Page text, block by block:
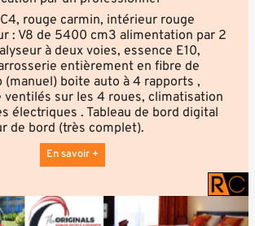
rouge carmin, intérieur rouge
: V8 de 5400 cm3 alimentation par 2
à deux voies, essence E10,
entièrement en fibre de
(manuel) boite auto à 4 rapports ,
ventilés sur les 4 roues, climatisation
électriques . Tableau de bord digital
de bord (très complet).
En savoir +